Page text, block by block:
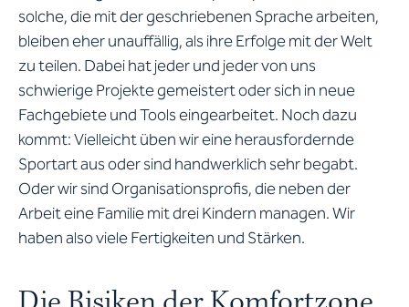
solche, die mit der geschriebenen Sprache arbeiten,
bleiben eher unauffällig, als ihre Erfolge mit der Welt
zu teilen. Dabei hat jeder und jeder von uns
schwierige Projekte gemeistert oder sich in neue
Fachgebiete und Tools eingearbeitet. Noch dazu
kommt: Vielleicht üben wir eine herausfordernde
Sportart aus oder sind handwerklich sehr begabt.
Oder wir sind Organisationsprofis, die neben der
Arbeit eine Familie mit drei Kindern managen. Wir
haben also viele Fertigkeiten und Stärken.